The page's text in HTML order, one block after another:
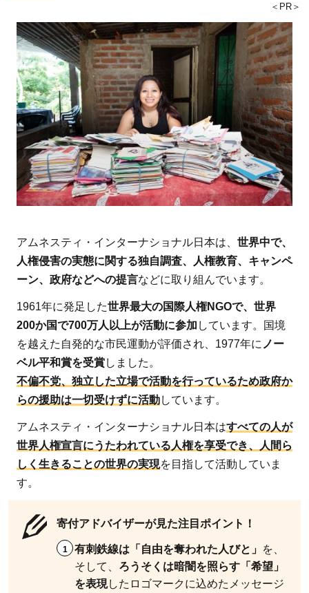
＜PR＞
アムネスティ・インターナショナル日本は、 世界中で、
人権侵害の実態に関する独自調査、人権教育、キャンペ
ーン、政府などへの提言などに取り組んでいます。
1961年に発足した世界最大の国際人権NGOで、世界
200か国で700万人以上が活動に参加 しています。国境
を越えた自発的な市民運動が評価され、1977年に ノー
ベル平和賞を受賞しました。
不偏不党、独立した立場で活動を行っているため政府か
らの援助は一切受けずに活動しています。
アムネスティ・インターナショナル日本はすべての人が
世界人権宣言にうたわれている人権を享受でき、人間ら
しく生きることの世界の実現を目指して活動していま
す。
寄付アドバイザーが見た注目ポイント！
有刺鉄線は「自由を奪われた人びと」
を、
そして、
ろうそくは暗闇を照らす「希望」
を表現 したロゴマークに込めたメッセージ